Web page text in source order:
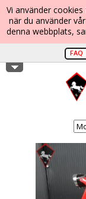
Vi använder
när du använder
denna webbplats,
FAQ